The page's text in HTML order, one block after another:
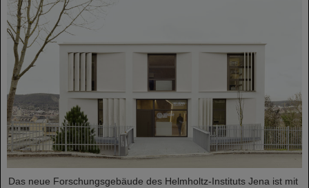
Das neue Forschungsgebäude des Helmholtz-Instituts Jena ist mit